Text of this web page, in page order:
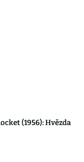
(1956): Hvězda